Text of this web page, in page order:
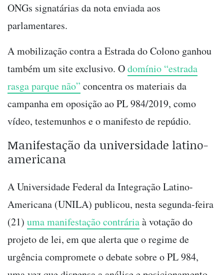
ONGs signatárias da nota enviada aos
parlamentares.
A mobilização contra a Estrada do Colono ganhou
também um site exclusivo. Odomínio “estrada
rasga parque não” concentra os materiais da
campanha em oposição ao PL 984/2019, como
vídeo, testemunhos e o manifesto de repúdio.
Manifestação da universidade latino-
americana
A Universidade Federal da Integração Latino-
Americana (UNILA) publicou, nesta segunda-feira
(21) uma manifestação contráriaà votação do
projeto de lei, em que alerta que o regime de
urgência compromete o debate sobre o PL 984,